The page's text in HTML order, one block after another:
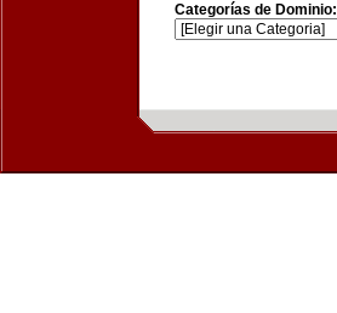
Categorías de Dominio: